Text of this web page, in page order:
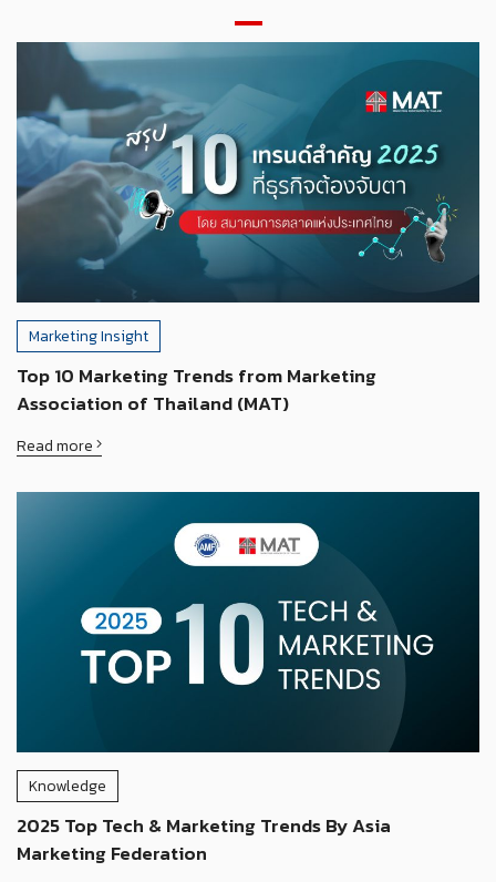
Marketing Insight
Top 10 Marketing Trends from Marketing
Association of Thailand (MAT)
Read more
Knowledge
2025 Top Tech & Marketing Trends By Asia
Marketing Federation